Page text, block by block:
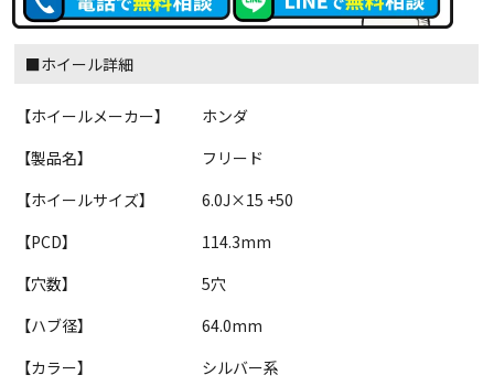
■ホイール詳細
【ホイールメーカー】
ホンダ
【製品名】
フリード
【ホイールサイズ】
6.0J×15 +50
【PCD】
114.3mm
【穴数】
5穴
【ハブ径】
64.0mm
【カラー】
シルバー系